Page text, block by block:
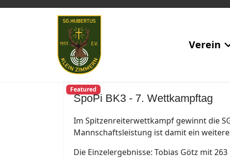
Verein
Featured
SpoPi BK3 - 7. Wettkampftag
Im Spitzenreiterwettkampf gewinnt die
Mannschaftsleistung ist damit ein
Die Einzelergebnisse: Tobias Götz mit